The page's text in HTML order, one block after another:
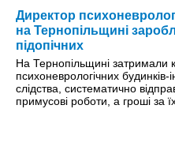
Директор
на Тернопільщині
підопічних
На Тернопільщині затримали
психоневрологічних
слідства, систематично
примусові роботи, а гроші